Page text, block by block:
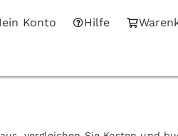
Konto Hilfe